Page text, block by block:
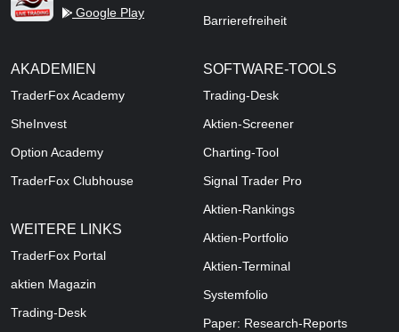
Google Play
Barrierefreiheit
AKADEMIEN
TraderFox Academy
SheInvest
Option Academy
TraderFox Clubhouse
WEITERE LINKS
TraderFox Portal
aktien Magazin
Trading-Desk
SOFTWARE-TOOLS
Trading-Desk
Aktien-Screener
Charting-Tool
Signal Trader Pro
Aktien-Rankings
Aktien-Portfolio
Aktien-Terminal
Systemfolio
Paper: Research-Reports